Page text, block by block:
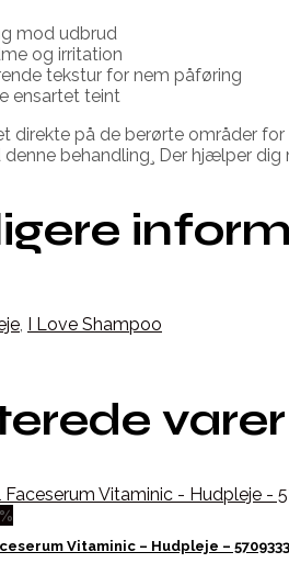
mod udbrud
og irritation
tekstur for nem påføring
ensartet teint
direkte på de berørte områder
behandling¸ Der hjælper dig
, I Love Shampoo
varer
Vitaminic – Hudpleje –